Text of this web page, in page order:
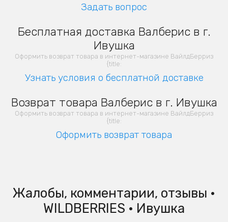
Задать вопрос
Бесплатная доставка Валберис в г.
Ивушка
Оформить возврат товара в интернет-магазине ВайлдБерриз
{title:
Узнать условия о бесплатной доставке
Возврат товара Валберис в г. Ивушка
Оформить возврат товара в интернет-магазине ВайлдБерриз
{title:
Оформить возврат товара
Жалобы, комментарии, отзывы •
WILDBERRIES • Ивушка